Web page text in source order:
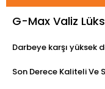
G-Max Valiz
Darbeye karşı yüksek
Son Derece Kaliteli Ve